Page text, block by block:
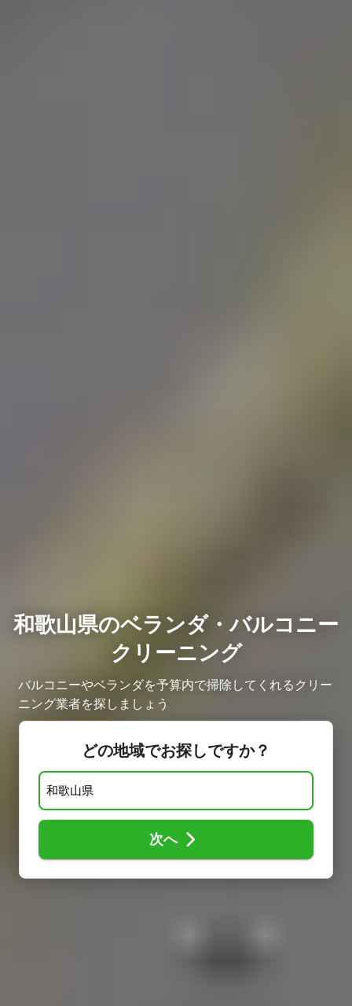
和歌山県のベランダ・バルコニー
クリーニング
バルコニーやベランダを予算内で掃除してくれるクリー
ニング業者を探しましょう
どの地域でお探しですか？
次へ